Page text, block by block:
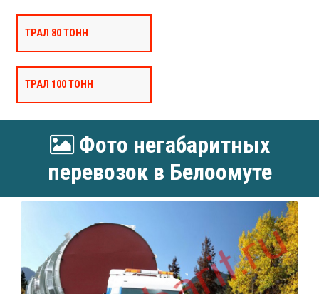
ТРАЛ 80 ТОНН
ТРАЛ 100 ТОНН
Фото негабаритных
перевозок в Белоомуте